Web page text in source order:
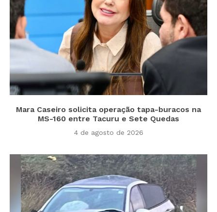
Mara Caseiro solicita operação tapa-buracos na
MS-160 entre Tacuru e Sete Quedas
4 de agosto de 2026